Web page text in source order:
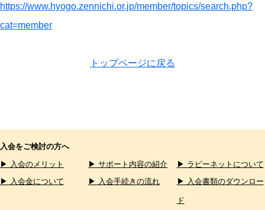
https://www.hyogo.zennichi.or.jp/member/topics/search.php?
cat=member
トップページに戻る
入会をご検討の方へ
▶ 入会のメリット
▶ サポート内容の紹介
▶ ラビーネットについて
▶ 入会金について
▶ 入会手続きの流れ ▶ 入会書類のダウンロー
ド